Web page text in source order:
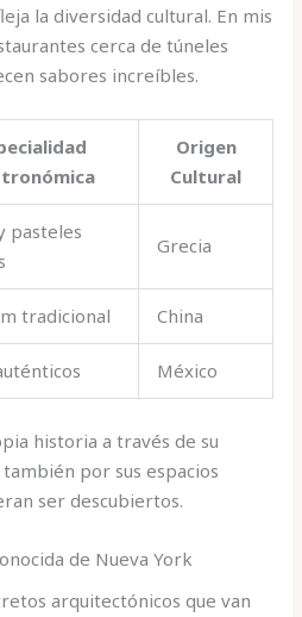
la diversidad cultural. En mis
cerca de túneles
sabores increíbles.
Origen
Cultural
pasteles
Grecia
tradicional China
México
historia a través de su
por sus espacios
ser descubiertos.
de Nueva York
arquitectónicos que van